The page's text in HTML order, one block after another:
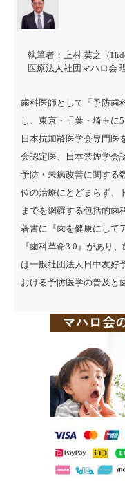
執筆者： 上村 英之（
医療法人社団マハロ会
歯科医師として「予防歯
し、東京・千葉・埼玉に
日本抗加齢医学会専門医
会認定医、日本禁煙学会
予防・未病改善に関する
位の治療にとどまらず、
までを網羅する包括的歯
著書に『歯を健康にして
『歯科革命3.0』があり
は一般社団法人日中友好
おける予防医学の普及と